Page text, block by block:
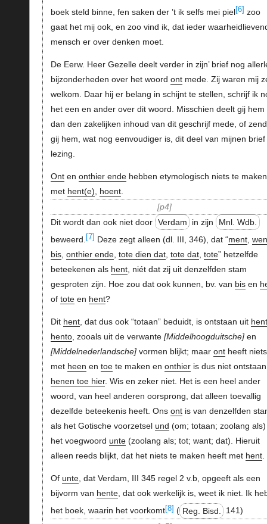
boek steld binne, fen saken der ’t ik selfs mei piel[6] zoo
gaat het mij ook, en zoo vind ik, dat ieder
mensch er over denken moet.
De Eerw. Heer Gezelle deelt verder in zijn’ brief nog
bijzonderheden over het woord ontmede. Zij waren mij
welkom. Daar hij er belang in schijnt te stellen, schrijf ik
het een en ander over dit woord. Misschien deelt gij hem
dan den zakelijken inhoud van dit geschrijf mede, of
gij hem, wat nog eenvoudiger is, dit deel van mijnen brief
lezing.
Onten onthier endehebben etymologisch niets te maken
met hent(e) hoent.
p4
Dit wordt dan ook niet door Verdam in zijn Mnl. Wdb.
beweerd. [7] Deze zegt alleen (dl. III, 346), dat “ment,
bis, onthier ende, tote dien dat, tote dat, tote” hetzelfde
beteekenen als hent, niét dat zij uit denzelfden stam
gesproten zijn. Hoe zou dat ook kunnen, bv. van bisen
of toteen hent?
Dit hent, dat dus ook “totaan” beduidt, is ontstaan uit
hento, zooals uit de verwante Middelhoogduitsche en
Middelnederlandsche vormen blijkt; maar ontheeft niets
met heen en toete maken en onthieris dus niet
henen toe hier. Wis en zeker niet. Het is een heel ander
woord, van heel anderen oorsprong, dat alleen toevallig
dezelfde beteekenis heeft. Ons ontis van denzelfden
als het Gotische voorzetsel und (om; totaan; zoolang
het voegwoord unte(zoolang als; tot; want; dat). Hieruit
alleen reeds blijkt, dat het niets te maken heeft met hent.
Of unte, dat Verdam, III 345 regel 2 v.b, opgeeft als een
bijvorm van hente, dat ook werkelijk is, weet ik niet. Ik
het boek, waarin het voorkomt[8] ( Reg. Bisd.
141)